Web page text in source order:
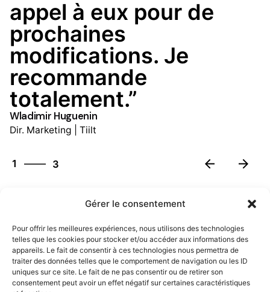
Gérer le consentement
Pour offrir les meilleures expériences, nous utilisons des technologies
telles que les cookies pour stocker et/ou accéder aux informations des
appareils. Le fait de consentir à ces technologies nous permettra de
traiter des données telles que le comportement de navigation ou les ID
uniques sur ce site. Le fait de ne pas consentir ou de retirer son
consentement peut avoir un effet négatif sur certaines caractéristiques
appel à eux pour de
prochaines
modifications. Je
recommande
totalement.”
Wladimir Huguenin
Dir. Marketing | Tiilt
1
3